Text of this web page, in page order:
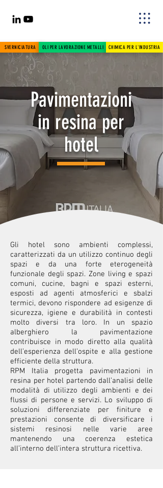
SVERNICIATURA OLI PER LAVORAZIONE METALLI CHIMICA PER L'INDUSTRIA
Pavimentazioni
in resina per
hotel
Gli hotel sono ambienti complessi,
caratterizzati da un utilizzo continuo degli
spazi e da una forte eterogeneità
funzionale degli spazi. Zone living e spazi
comuni, cucine, bagni e spazi esterni,
esposti ad agenti atmosferici e sbalzi
termici, devono rispondere ad esigenze di
sicurezza, igiene e durabilità in contesti
molto diversi tra loro. In un spazio
alberghiero la pavimentazione
contribuisce in modo diretto alla qualità
dell’esperienza dell’ospite e alla gestione
efficiente della struttura.
RPM Italia progetta pavimentazioni in
resina per hotel partendo dall’analisi delle
modalità di utilizzo degli ambienti e dei
flussi di persone e servizi. Lo sviluppo di
soluzioni differenziate per finiture e
prestazioni consente di diversificare i
sistemi resinosi nelle varie aree
mantenendo una coerenza estetica
all’interno dell’intera struttura ricettiva.